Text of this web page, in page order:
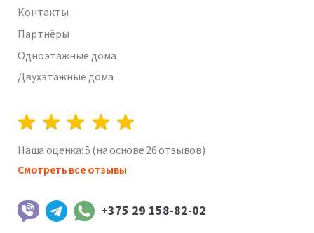
Контакты
Партнёры
Одноэтажные дома
Двухэтажные дома
Наша оценка:5(на основе26отзывов)
Смотреть все отзывы
+375 29 158-82-02